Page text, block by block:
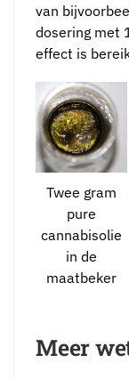
van
dosering met
effect is
Twee gram
pure
cannabisolie
in de
maatbeker
Meer